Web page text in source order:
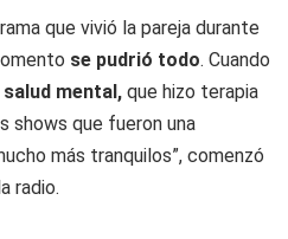
que vivió la pareja durante
se pudrió todo. Cuando
salud mental, que hizo terapia
shows que fueron una
más tranquilos”, comenzó
radio.